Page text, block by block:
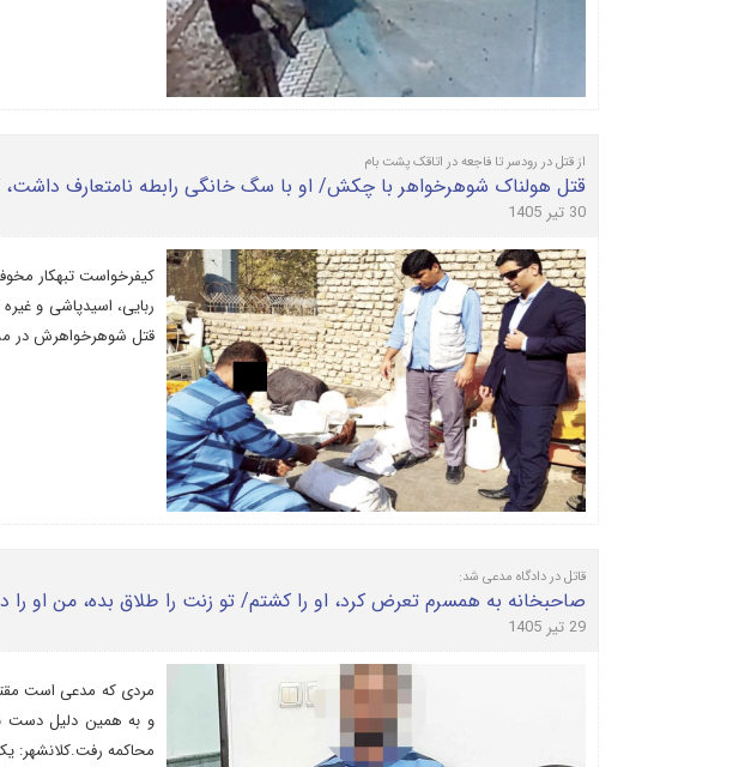
از قتل در رودسر تا فاجعه در اتاقک پشت بام
قتل هولناک شوهرخواهر با چکش/ او با سگ خانگی رابطه نامتعارف
30 تیر 1405
کیفرخواست تبهکار
ربایی، اسیدپاشی و
قتل شوهرخواهرش در
قاتل در دادگاه مدعی شد:
صاحبخانه به همسرم تعرض کرد، او را کشتم/ تو زنت را طلاق بده، من او را
29 تیر 1405
مردی که مدعی است
و به همین دلیل دست
محاکمه رفت.کلانشهر: